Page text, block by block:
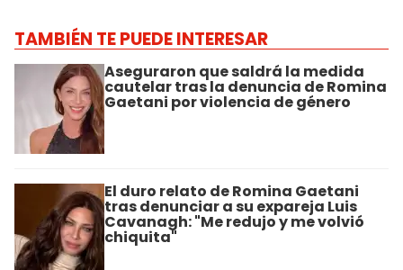
TAMBIÉN TE PUEDE INTERESAR
Aseguraron que saldrá la medida
cautelar tras la denuncia de Romina
Gaetani por violencia de género
El duro relato de Romina Gaetani
tras denunciar a su expareja Luis
Cavanagh: "Me redujo y me volvió
chiquita"